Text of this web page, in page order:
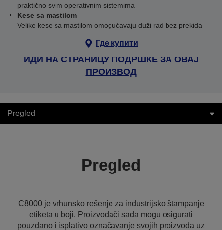
praktično svim operativnim sistemima
Kese sa mastilom
Velike kese sa mastilom omogućavaju duži rad bez prekida
Где купити
ИДИ НА СТРАНИЦУ ПОДРШКЕ ЗА ОВАЈ
ПРОИЗВОД
Pregled
Pregled
C8000 je vrhunsko rešenje za industrijsko štampanje
etiketa u boji. Proizvođači sada mogu osigurati
pouzdano i isplativo označavanje svojih proizvoda uz